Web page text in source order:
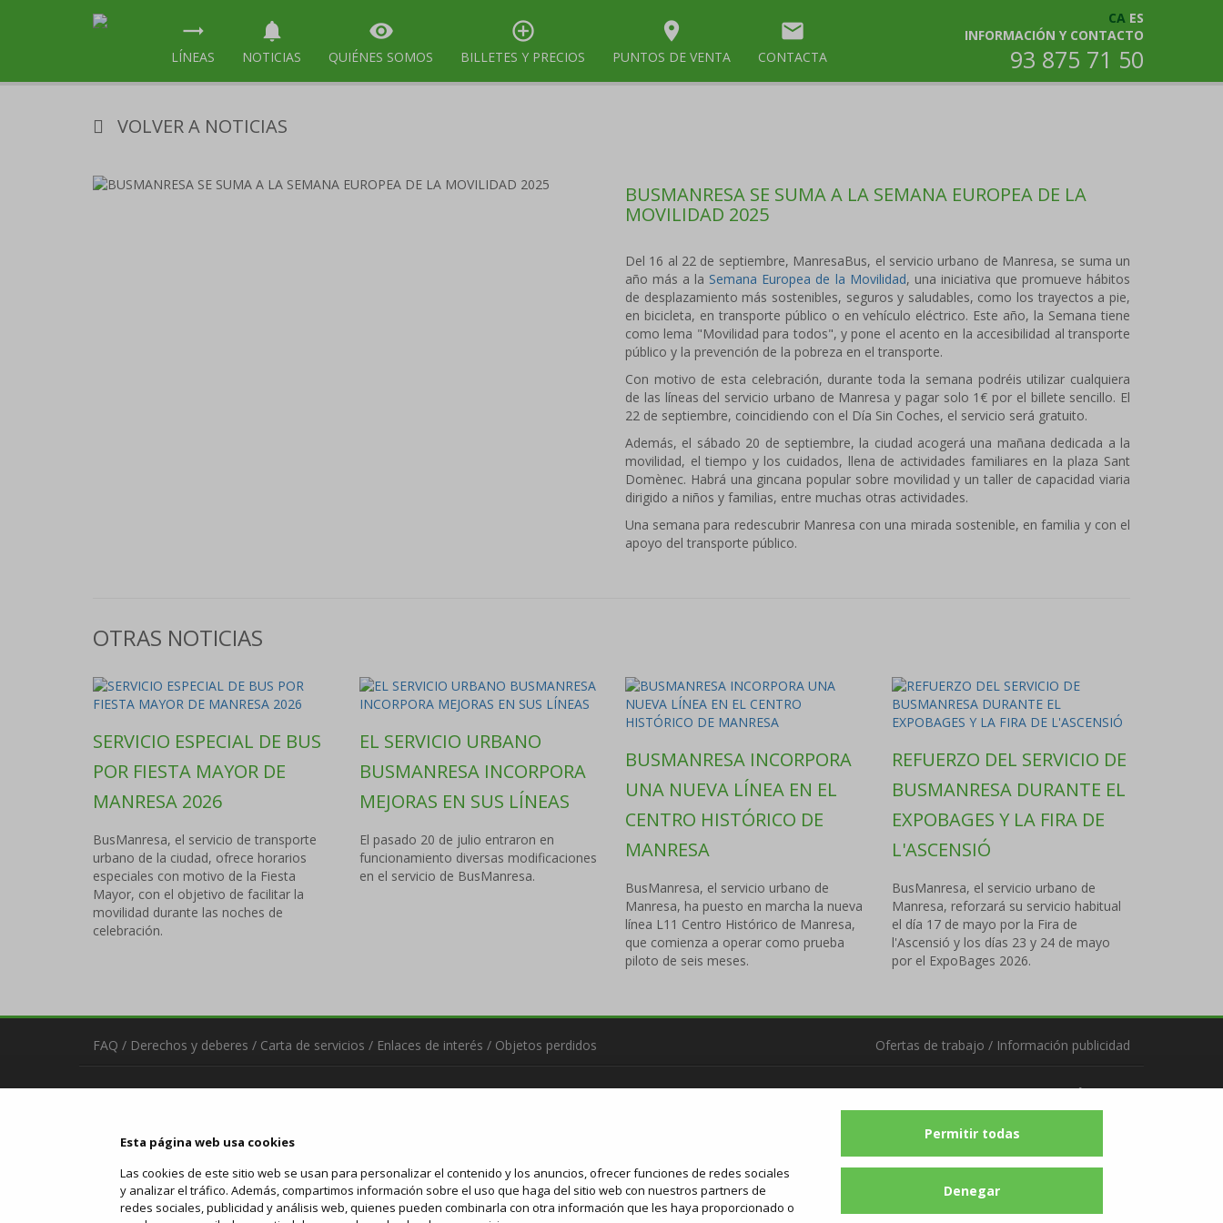
Esta página web usa cookies
Las cookies de este sitio web se usan para personalizar el contenido y los anuncios, ofrecer funciones de redes sociales
y analizar el tráfico. Además, compartimos información sobre el uso que haga del sitio web con nuestros partners de
redes sociales, publicidad y análisis web, quienes pueden combinarla con otra información que les haya proporcionado o
Permitir todas
Denegar
CA ES
INFORMACIÓN Y CONTACTO
93 875 71 50
trending_flat
LÍNEAS
notifications
NOTICIAS
visibility
QUIÉNES SOMOS
control_point
BILLETES Y PRECIOS
room
PUNTOS DE VENTA
mail
CONTACTA
VOLVER A NOTICIAS
BUSMANRESA SE SUMA A LA SEMANA EUROPEA DE LA
MOVILIDAD 2025
Del 16 al 22 de septiembre, ManresaBus, el servicio urbano de Manresa, se suma un
año más a la Semana Europea de la Movilidad, una iniciativa que promueve hábitos
de desplazamiento más sostenibles, seguros y saludables, como los trayectos a pie,
en bicicleta, en transporte público o en vehículo eléctrico. Este año, la Semana tiene
como lema "Movilidad para todos", y pone el acento en la accesibilidad al transporte
público y la prevención de la pobreza en el transporte.
Con motivo de esta celebración, durante toda la semana podréis utilizar cualquiera
de las líneas del servicio urbano de Manresa y pagar solo 1€ por el billete sencillo. El
22 de septiembre, coincidiendo con el Día Sin Coches, el servicio será gratuito.
Además, el sábado 20 de septiembre, la ciudad acogerá una mañana dedicada a la
movilidad, el tiempo y los cuidados, llena de actividades familiares en la plaza Sant
Domènec. Habrá una gincana popular sobre movilidad y un taller de capacidad viaria
dirigido a niños y familias, entre muchas otras actividades.
Una semana para redescubrir Manresa con una mirada sostenible, en familia y con el
apoyo del transporte público.
OTRAS NOTICIAS
SERVICIO ESPECIAL DE BUS
POR FIESTA MAYOR DE
MANRESA 2026
BusManresa, el servicio de transporte
urbano de la ciudad, ofrece horarios
especiales con motivo de la Fiesta
Mayor, con el objetivo de facilitar la
movilidad durante las noches de
celebración.
EL SERVICIO URBANO
BUSMANRESA INCORPORA
MEJORAS EN SUS LÍNEAS
El pasado 20 de julio entraron en
funcionamiento diversas modificaciones
en el servicio de BusManresa.
BUSMANRESA INCORPORA
UNA NUEVA LÍNEA EN EL
CENTRO HISTÓRICO DE
MANRESA
BusManresa, el servicio urbano de
Manresa, ha puesto en marcha la nueva
línea L11 Centro Histórico de Manresa,
que comienza a operar como prueba
piloto de seis meses.
REFUERZO DEL SERVICIO DE
BUSMANRESA DURANTE EL
EXPOBAGES Y LA FIRA DE
L'ASCENSIÓ
BusManresa, el servicio urbano de
Manresa, reforzará su servicio habitual
el día 17 de mayo por la Fira de
l'Ascensió y los días 23 y 24 de mayo
por el ExpoBages 2026.
FAQ / Derechos y deberes / Carta de servicios / Enlaces de interés / Objetos perdidos Ofertas de trabajo / Información publicidad
Contacta
C/ ARTÉS, 15 - 08243 Manresa
93 875 71 50
urba@manresabus.com
Servicio operado per:
Síguenos